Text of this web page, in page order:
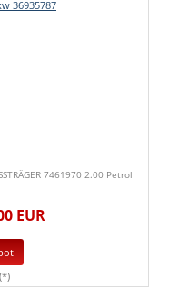
7461970 2.00 Petrol
EUR